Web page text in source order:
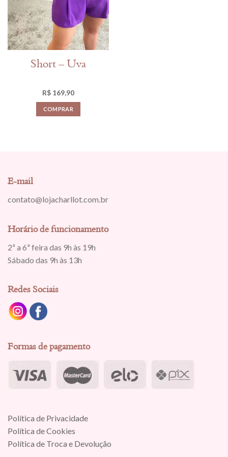
Short – Uva
R$ 169,90
COMPRAR
E-mail
contato@lojacharllot.com.br
Horário de funcionamento
2ª a 6ª feira das 9h às 19h
Sábado das 9h às 13h
Redes Sociais
Formas de pagamento
Política de Privacidade
Política de Cookies
Política de Troca e Devolução